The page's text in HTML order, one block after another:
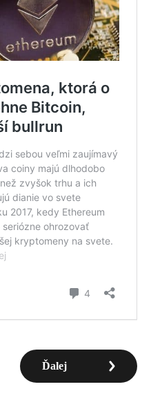
Ďalej